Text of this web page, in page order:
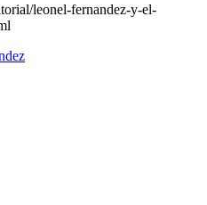
leonel-fernandez-y-el-